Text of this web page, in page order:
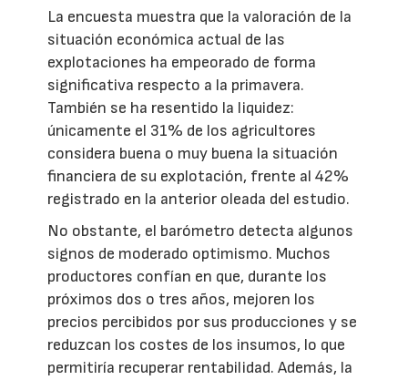
La encuesta muestra que la valoración de la
situación económica actual de las
explotaciones ha empeorado de forma
significativa respecto a la primavera.
También se ha resentido la liquidez:
únicamente el 31% de los agricultores
considera buena o muy buena la situación
financiera de su explotación, frente al 42%
registrado en la anterior oleada del estudio.
No obstante, el barómetro detecta algunos
signos de moderado optimismo. Muchos
productores confían en que, durante los
próximos dos o tres años, mejoren los
precios percibidos por sus producciones y se
reduzcan los costes de los insumos, lo que
permitiría recuperar rentabilidad. Además, la